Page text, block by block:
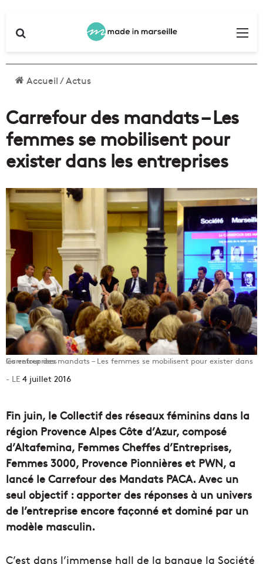
Accueil/Actus
Carrefour des mandats – Les
femmes se mobilisent pour
exister dans les entreprises
Carrefour des mandats – Les femmes se mobilisent pour exister dans les entreprises
4 juillet 2016
Fin juin, le Collectif des réseaux féminins dans la
région Provence Alpes Côte d’Azur, composé
d’Altafemina, Femmes Cheffes d’Entreprises,
Femmes 3000, Provence Pionnières et PWN, a
lancé le Carrefour des Mandats PACA. Avec un
seul objectif : apporter des réponses à un univers
de l’entreprise encore façonné et dominé par un
modèle masculin.
C’est dans l’immense hall de la banque la Société